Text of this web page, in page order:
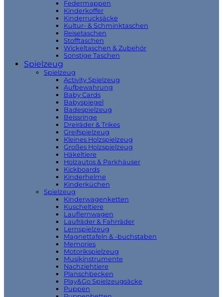
Federmappen
Kinderkoffer
Kinderrucksäcke
Kultur- & Schminktaschen
Reisetaschen
Stofftaschen
Wickeltaschen & Zubehör
Sonstige Taschen
Spielzeug
Spielzeug
Activity Spielzeug
Aufbewahrung
Baby Cards
Babyspiegel
Badespielzeug
Beissringe
Dreiräder & Trikes
Greifspielzeug
Kleines Holzspielzeug
Großes Holzspielzeug
Häkeltiere
Holzautos & Parkhäuser
Kickboards
Kinderhelme
Kinderküchen
Spielzeug
Kinderwagenketten
Kuscheltiere
Lauflernwagen
Laufräder & Fahrräder
Lernspielzeug
Magnettafeln & -buchstaben
Memories
Motorikspielzeug
Musikinstrumente
Nachziehtiere
Planschbecken
Play&Go Spielzeugsäcke
Puppen